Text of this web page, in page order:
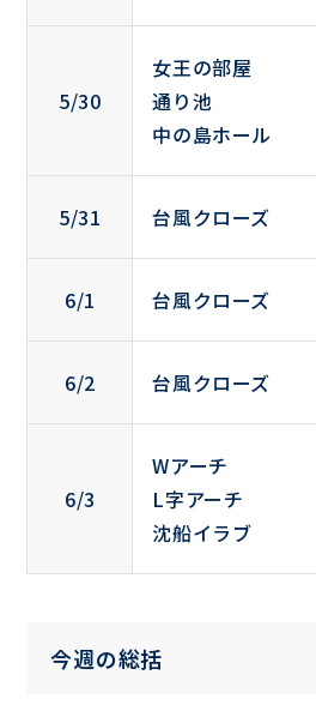
5/30
女王の部屋
通り池
中の島ホール
5/31 台風クローズ
6/1 台風クローズ
6/2 台風クローズ
6/3
Wアーチ
L字アーチ
沈船イラブ
今週の総括